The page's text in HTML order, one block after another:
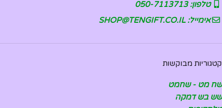
טלפון: 050-7113713
אימייל: SHOP@TENGIFT.CO.IL
קטגוריות מבוקשות
שח מט - שחמט
שש בש דמקה